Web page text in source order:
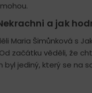
a jak
Maria Šimůnková s
začátku věděli, že
jediný, který se na